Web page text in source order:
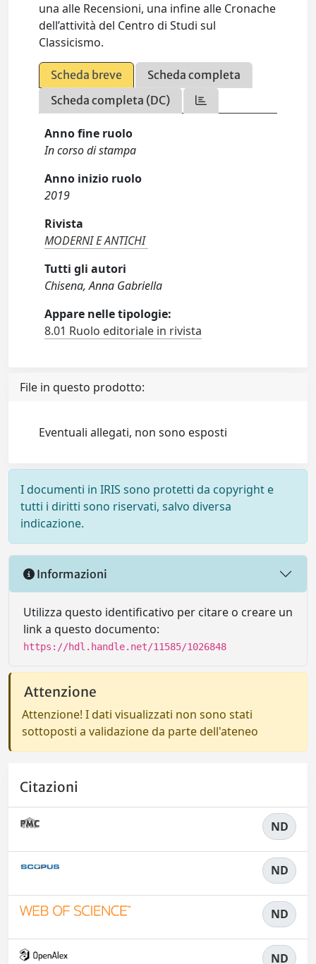
una alle Recensioni, una infine alle Cronache
dell’attività del Centro di Studi sul
Classicismo.
Scheda breve
Scheda completa
Scheda completa (DC)
Anno fine ruolo
In corso di stampa
Anno inizio ruolo
2019
Rivista
MODERNI E ANTICHI
Tutti gli autori
Chisena, Anna Gabriella
Appare nelle tipologie:
8.01 Ruolo editoriale in rivista
File in questo prodotto:
Eventuali allegati, non sono esposti
I documenti in IRIS sono protetti da copyright e
tutti i diritti sono riservati, salvo diversa
indicazione.
Informazioni
Utilizza questo identificativo per citare o creare un
link a questo documento:
https://hdl.handle.net/11585/1026848
Attenzione
Attenzione! I dati visualizzati non sono stati
sottoposti a validazione da parte dell'ateneo
Citazioni
ND
ND
ND
ND